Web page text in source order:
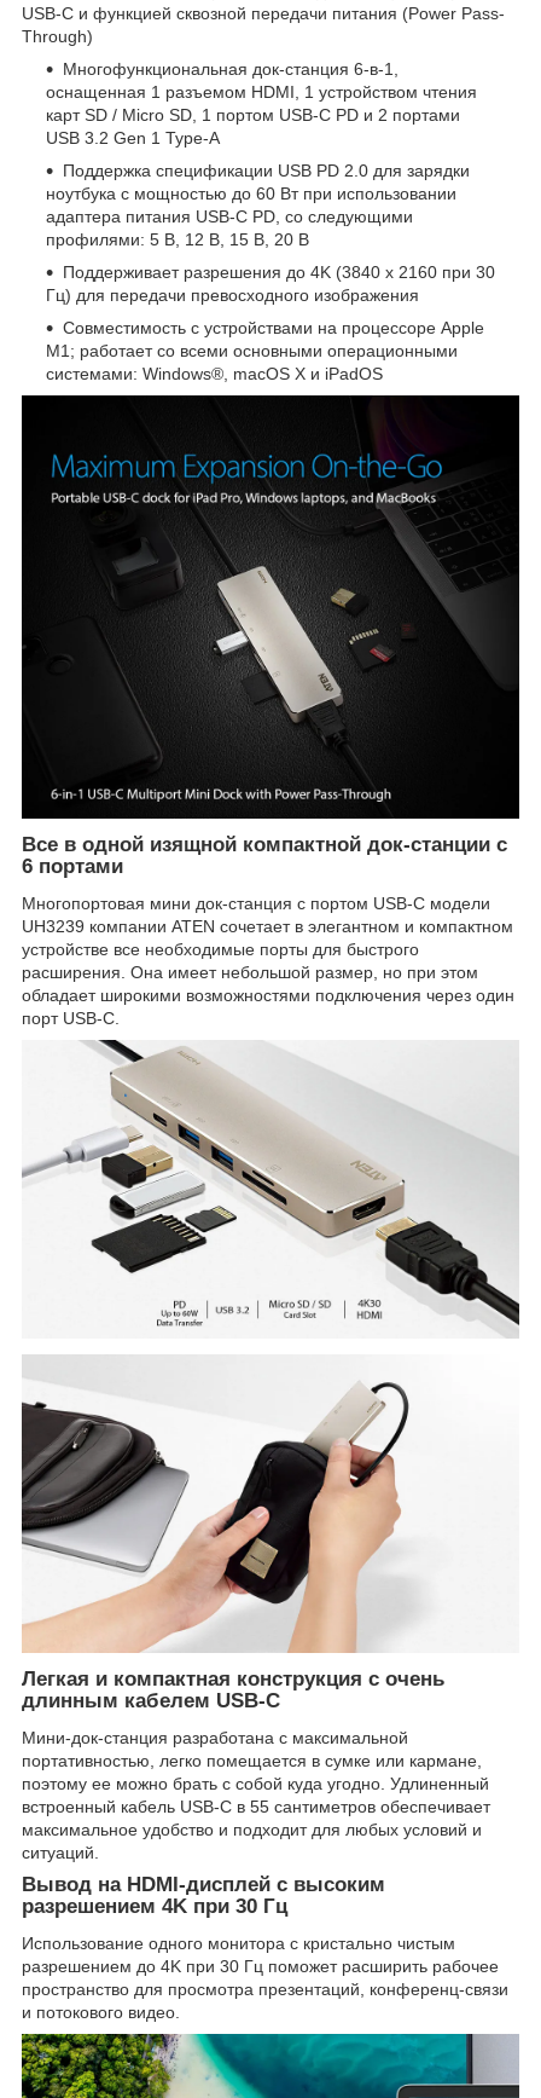
USB-C и функцией сквозной передачи питания (Power Pass-
Through)
Многофункциональная док-станция 6-в-1,
оснащенная 1 разъемом HDMI, 1 устройством чтения
карт SD / Micro SD, 1 портом USB-C PD и 2 портами
USB 3.2 Gen 1 Type-A
Поддержка спецификации USB PD 2.0 для зарядки
ноутбука с мощностью до 60 Вт при использовании
адаптера питания USB-C PD, со следующими
профилями: 5 В, 12 В, 15 В, 20 В
Поддерживает разрешения до 4K (3840 x 2160 при 30
Гц) для передачи превосходного изображения
Совместимость с устройствами на процессоре Apple
M1; работает со всеми основными операционными
системами: Windows®, macOS X и iPadOS
Все в одной изящной компактной док-станции с
6 портами
Многопортовая мини док-станция с портом USB-C модели
UH3239 компании ATEN сочетает в элегантном и компактном
устройстве все необходимые порты для быстрого
расширения. Она имеет небольшой размер, но при этом
обладает широкими возможностями подключения через один
порт USB-C.
Легкая и компактная конструкция с очень
длинным кабелем USB-C
Мини-док-станция разработана с максимальной
портативностью, легко помещается в сумке или кармане,
поэтому ее можно брать с собой куда угодно. Удлиненный
встроенный кабель USB-C в 55 сантиметров обеспечивает
максимальное удобство и подходит для любых условий и
ситуаций.
Вывод на HDMI-дисплей с высоким
разрешением 4K при 30 Гц
Использование одного монитора с кристально чистым
разрешением до 4K при 30 Гц поможет расширить рабочее
пространство для просмотра презентаций, конференц-связи
и потокового видео.